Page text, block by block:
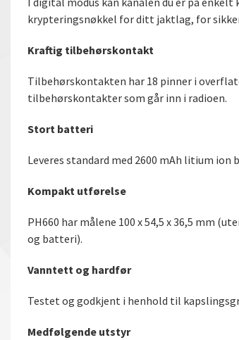
krypteringsnøkkel for ditt jaktlag, for
Kraftig tilbehørskontakt
Tilbehørskontakten har 18 pinner i
tilbehørskontakter som går inn i radioen.
Stort batteri
Leveres standard med 2600 mAh litium
Kompakt utførelse
PH660 har målene 100 x 54,5 x 36,5 mm
og batteri).
Vanntett og hardfør
Testet og godkjent i henhold til
Medfølgende utstyr